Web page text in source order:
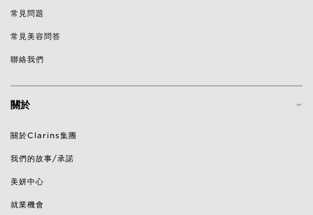
常見問題
常見美容問答
聯絡我們
-
關於
關於Clarins集團
我們的故事/承諾
美妍中心
就業機會